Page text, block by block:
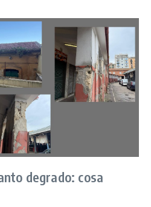
degrado: cosa